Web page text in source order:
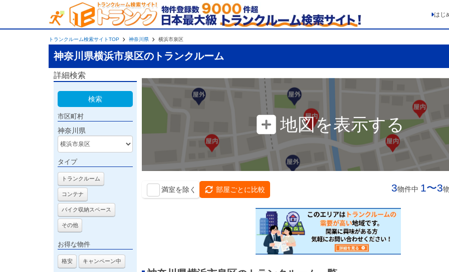
はじ
トランクルーム検索サイトTOP 神奈川県 横浜市泉区
神奈川県横浜市泉区のトランクルーム
詳細検索
検索
市区町村
神奈川県
タイプ
トランクルーム
コンテナ
バイク収納スペース
その他
お得な物件
格安 キャンペーン中
地図を表示する
満室を除く 部屋ごとに比較 3物件中 1〜3